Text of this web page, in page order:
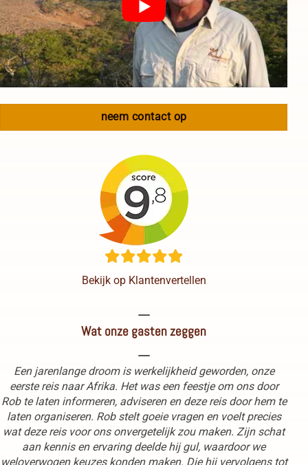
neem contact op
Bekijk op Klantenvertellen
----
Wat onze gasten zeggen
----
Een jarenlange droom is werkelijkheid geworden, onze
eerste reis naar Afrika. Het was een feestje om ons door
Rob te laten informeren, adviseren en deze reis door hem te
laten organiseren. Rob stelt goeie vragen en voelt precies
wat deze reis voor ons onvergetelijk zou maken. Zijn schat
aan kennis en ervaring deelde hij gul, waardoor we
weloverwogen keuzes konden maken. Die hij vervolgens tot